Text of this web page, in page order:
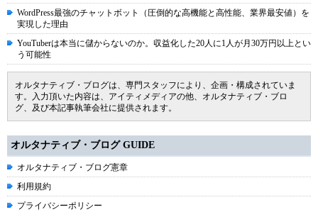
WordPress最強のチャットボット（圧倒的な高機能と高性能、業界最安値）を
実現した理由
YouTuberは本当に儲からないのか。収益化した20人に1人が月30万円以上とい
う可能性
オルタナティブ・ブログは、専門スタッフにより、企画・構成されていま
す。入力頂いた内容は、アイティメディアの他、オルタナティブ・ブロ
グ、及び本記事執筆会社に提供されます。
オルタナティブ・ブログ GUIDE
オルタナティブ・ブログ憲章
利用規約
プライバシーポリシー